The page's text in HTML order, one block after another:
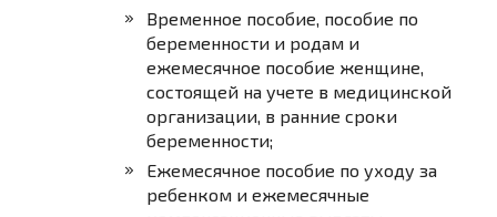
Временное пособие, пособие по
беременности и родам и
ежемесячное пособие женщине,
состоящей на учете в медицинской
организации, в ранние сроки
беременности;
Ежемесячное пособие по уходу за
ребенком и ежемесячные